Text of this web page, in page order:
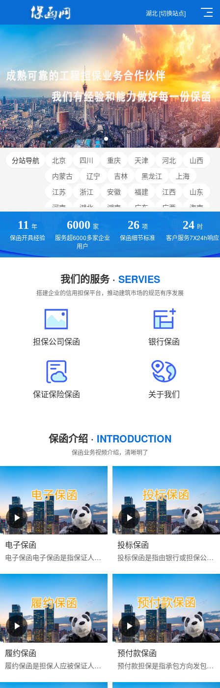
湖北[切换站点]
分站导航 北京 四川 重庆 天津 河北
山西
内蒙古
辽宁 吉林 黑龙江
上海
江苏
浙江 安徽 福建 江西
山东
河南
湖北 湖南 广东 广西
海南
云南 陕西
青海
宁夏
新疆 国外 返回主站
11 年
保函开具经验
6000 家
服务超6000多家企业
用户
26 项
保函细节标准
24 时
客户服务7X24h响应
我们的服务 · SERVIES
搭建企业的信用担保平台，推动建筑市场的规范有序发展
担保公司保函 银行保函
保证保险保函 关于我们
保函介绍 · INTRODUCTION
保函业务视频介绍，清晰明了
电子保函
电子保函‌‌电子保函是指保证人以使用‌CA证书进行电子签名的数据电文为介质，通过计算机网络向受益人开立的具有法律效力的担保凭证‌。目前更多是银行投标电子保函。电子...
投标保函
投标保函是指由银行或担保公司为投标人向招标人提供的，保证投标人按照招标文件的规定参加招标活动的担保。如果投标人在投标有效期内撤回投标文件，或中标后不签署
履约保函
履约保函是担保人应被保证人申请向工程承包项目中的业主或商品买卖中的买方出具的，保证被保证人严格按照合同约定全面和实际地履行其合同责任和义务的一种保函。
预付款保函
预付款担保是指承包方向发包方提供的，保证承包方履行扣还预付款义务的保证，是发包方预先支付一定数额的款项以供承包方周转使用，保证承包方将这些款项用于指定工程建设和...